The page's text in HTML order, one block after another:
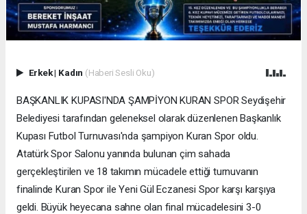
Erkek| Kadın (Haberi Sesli Oku)
BAŞKANLIK KUPASI'NDA ŞAMPİYON KURAN SPOR Seydişehir
Belediyesi tarafından geleneksel olarak düzenlenen Başkanlık
Kupası Futbol Turnuvası'nda şampiyon Kuran Spor oldu.
Atatürk Spor Salonu yanında bulunan çim sahada
gerçekleştirilen ve 18 takımın mücadele ettiği turnuvanın
finalinde Kuran Spor ile Yeni Gül Eczanesi Spor karşı karşıya
geldi. Büyük heyecana sahne olan final mücadelesini 3-0